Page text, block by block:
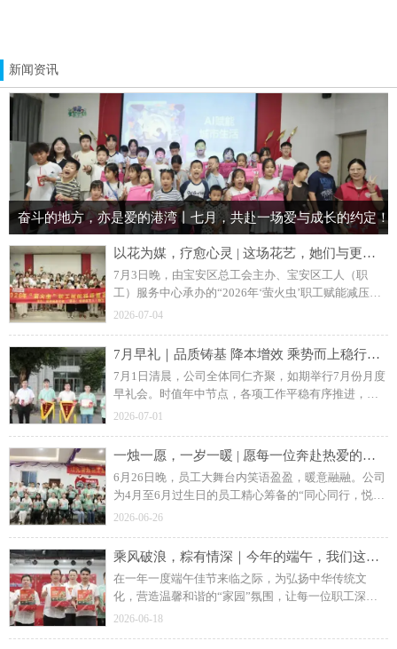
新闻资讯
奋斗的地方，亦是爱的港湾丨七月，共赴一场爱与成长的约定！
以花为媒，疗愈心灵 | 这场花艺，她们与更好的自己温柔相遇！
7月3日晚，由宝安区总工会主办、宝安区工人（职
工）服务中心承办的“2026年‘萤火虫’职工赋能减压服
务活动”走进裕达富工业园，为江元智造、裕达富40余
花识心”心理健康手作课堂。
2026-07-04
7月早礼｜品质铸基 降本增效 乘势而上稳行致远
7月1日清晨，公司全体同仁齐聚，如期举行7月份月度
早礼会。时值年中节点，各项工作平稳有序推进，各
部门围绕生产交付、品质管控、成本管控等重点任务
满的状态投入2026年下半程工作。
2026-07-01
一烛一愿，一岁一暖 | 愿每一位奔赴热爱的你，都自带光芒！
6月26日晚，员工大舞台内笑语盈盈，暖意融融。公司
为4月至6月过生日的员工精心筹备的“同心同行，悦享
生辰”第二季度集体生日会温情启幕。
2026-06-26
乘风破浪，粽有情深｜今年的端午，我们这样“家”倍相伴！
在一年一度端午佳节来临之际，为弘扬中华传统文
化，营造温馨和谐的“家园”氛围，让每一位职工深切
感受到公司的关怀与温暖，6月18日下午，公司隆重举
2026-06-18